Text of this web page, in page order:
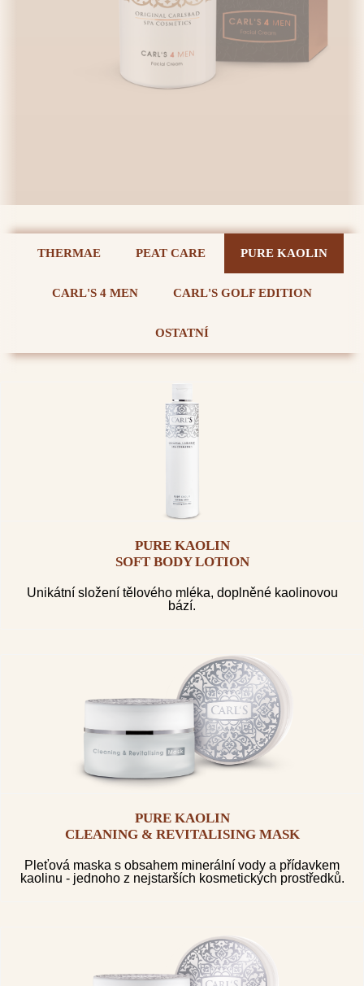
THERMAE PEAT CARE PURE KAOLIN
CARL'S 4 MEN CARL'S GOLF EDITION
OSTATNÍ
PURE KAOLIN
SOFT BODY LOTION
Unikátní složení tělového mléka, doplněné kaolinovou
bází.
PURE KAOLIN
CLEANING & REVITALISING MASK
Pleťová maska s obsahem minerální vody a přídavkem
kaolinu - jednoho z nejstarších kosmetických prostředků.